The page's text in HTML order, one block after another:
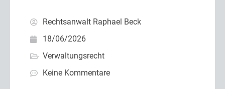
Rechtsanwalt Raphael Beck
18/06/2026
Verwaltungsrecht
Keine Kommentare